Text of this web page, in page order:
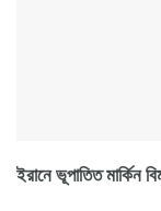
ইরানে ভূপাতিত মার্কিন